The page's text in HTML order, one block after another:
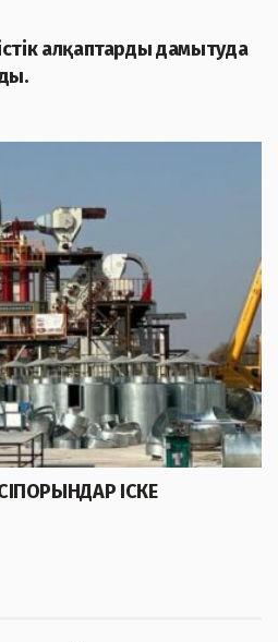
алқаптарды дамытуда
ІСКЕ